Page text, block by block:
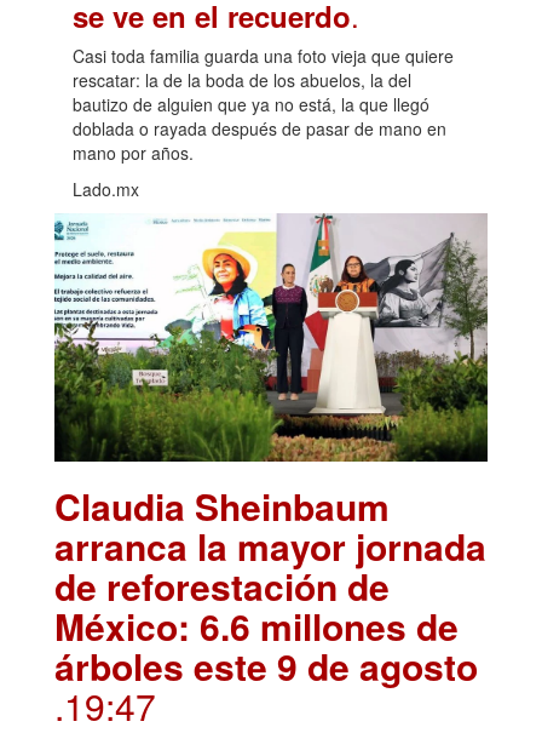
se ve en el recuerdo.
Casi toda familia guarda una foto vieja que quiere
rescatar: la de la boda de los abuelos, la del
bautizo de alguien que ya no está, la que llegó
doblada o rayada después de pasar de mano en
mano por años.
Lado.mx
Claudia Sheinbaum
arranca la mayor jornada
de reforestación de
México: 6.6 millones de
árboles este 9 de agosto
.19:47